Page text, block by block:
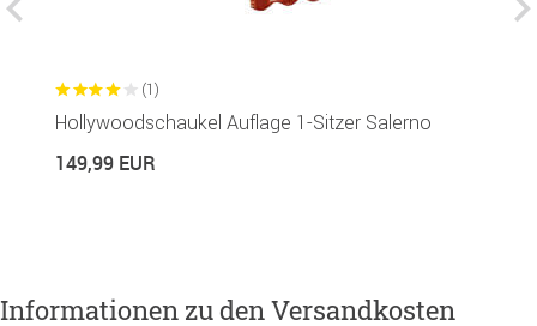
(1)
Hollywoodschaukel Auflage 1-Sitzer Salerno
149,99 EUR
Informationen zu den Versandkosten